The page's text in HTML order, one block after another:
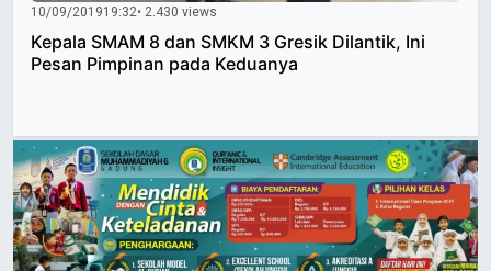
10/09/201919:32• 2.430 views
Kepala SMAM 8 dan SMKM 3 Gresik Dilantik, Ini
Pesan Pimpinan pada Keduanya